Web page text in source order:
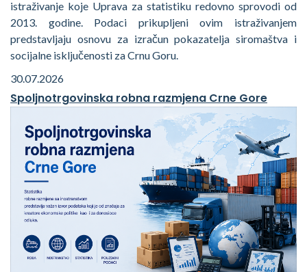
istraživanje koje Uprava za statistiku redovno sprovodi od
2013. godine. Podaci prikupljeni ovim istraživanjem
predstavljaju osnovu za izračun pokazatelja siromaštva i
socijalne isključenosti za Crnu Goru.
30.07.2026
Spoljnotrgovinska robna razmjena Crne Gore